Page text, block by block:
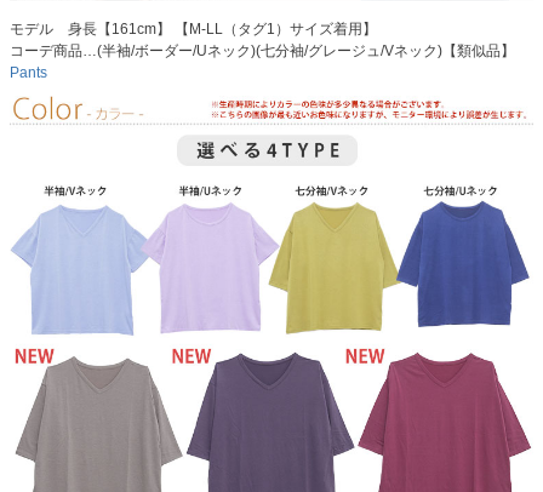
モデル 身長【161cm】 【M-LL（タグ1）サイズ着用】
コーデ商品…(半袖/ボーダー/Uネック)(七分袖/グレージュ/Vネック)【類似品】
Pants